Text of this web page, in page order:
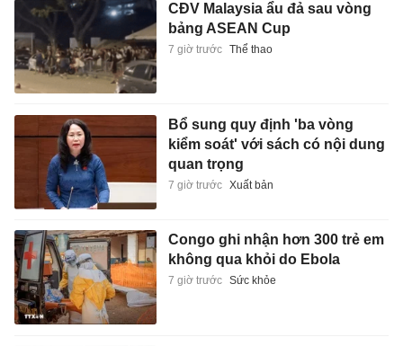
CĐV Malaysia ẩu đả sau vòng
bảng ASEAN Cup
7 giờ trước Thể thao
Bổ sung quy định 'ba vòng
kiểm soát' với sách có nội dung
quan trọng
7 giờ trước Xuất bản
Congo ghi nhận hơn 300 trẻ em
không qua khỏi do Ebola
7 giờ trước Sức khỏe